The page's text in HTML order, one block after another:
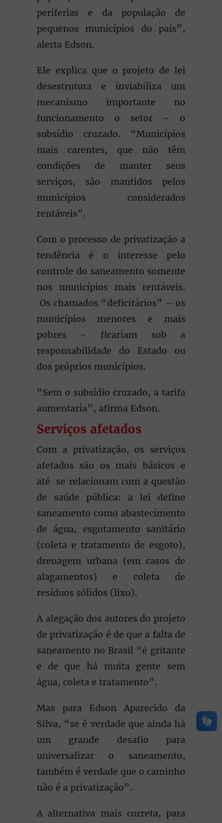
periferias e da população de
pequenos municípios do país”,
alerta Edson.
Ele explica que o projeto de lei
desestrutura e inviabiliza um
mecanismo importante no
funcionamento o setor – o
subsídio cruzado. “Municípios
mais carentes, que não têm
condições de manter seus
serviços, são mantidos pelos
municípios considerados
rentáveis”.
Com o processo de privatização a
tendência é o interesse pelo
controle do saneamento somente
nos municípios mais rentáveis.
Os chamados “deficitários” – os
municípios menores e mais
pobres - ficariam sob a
responsabilidade do Estado ou
dos próprios municípios.
“Sem o subsídio cruzado, a tarifa
aumentaria”, afirma Edson.
Serviços afetados
Com a privatização, os serviços
afetados são os mais básicos e
até se relacionam com a questão
de saúde pública: a lei define
saneamento como abastecimento
de água, esgotamento sanitário
(coleta e tratamento de esgoto),
drenagem urbana (em casos de
alagamentos) e coleta de
resíduos sólidos (lixo).
A alegação dos autores do projeto
de privatização é de que a falta de
saneamento no Brasil “é gritante
e de que há muita gente sem
água, coleta e tratamento”.
Mas para Edson Aparecido da
Silva, “se é verdade que ainda há
um grande desafio para
universalizar o saneamento,
também é verdade que o caminho
não é a privatização”.
A alternativa mais correta, para